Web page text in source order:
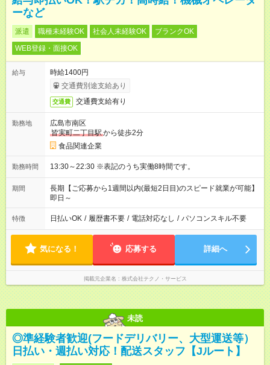
ーなど
派遣 職種未経験OK 社会人未経験OK
ブランクOK
WEB登録・面接OK
給与
時給1400円
交通費別途支給あり
交通費 交通費支給有り
勤務地
広島市南区
皆実町二丁目駅から徒歩2分
食品関連企業
勤務時間 13:30～22:30 ※表記のうち実働8時間です。
期間
長期【ご応募から1週間以内(最短2日目)のスピード就業が可能】
即日～
特徴 日払いOK / 履歴書不要 / 電話対応なし / パソコンスキル不要
気になる！ 応募する 詳細へ
掲載元企業名 株式会社テクノ・サービス
未読
◎準経験者歓迎(フードデリバリー、大型運送等）
日払い・週払い対応！配送スタッフ【Jルート】